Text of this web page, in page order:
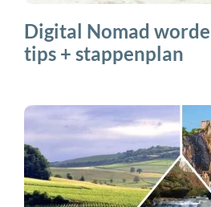
Digital Nomad
tips + stappenplan